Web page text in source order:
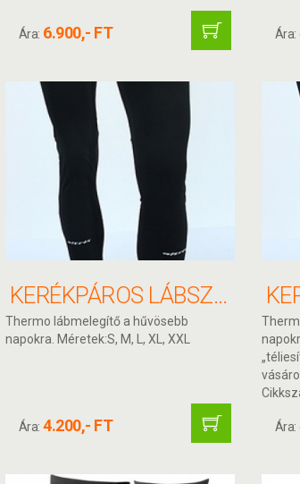
Ára: 6.900,- FT Ára:
KERÉKPÁROS LÁBSZÁR MELEGÍTŐ
Thermo lábmelegítő a hűvösebb
napokra. Méretek:S, M, L, XL, XXL
Ára: 4.200,- FT Ára: